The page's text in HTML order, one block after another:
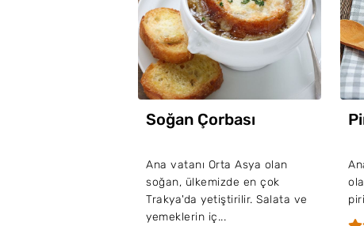
Soğan Çorbası
Ana vatanı Orta Asya olan
soğan, ülkemizde en çok
Trakya'da yetiştirilir. Salata ve
yemeklerin iç...